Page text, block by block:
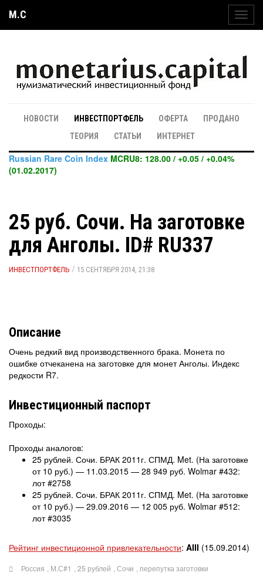
M.C
НОВОСТИ ИНВЕСТПОРТФЕЛЬ ОФЕРТА
ПРОДАНО
ТЕОРИЯ
СТАТЬИ ИНТЕРНЕТ
Russian Rare Coin Index MCRU8: 128.00 / +0.05 / +0.04%
(01.02.2017)
25 руб. Сочи. На заготовке
для Анголы. ID# RU337
ИНВЕСТПОРТФЕЛЬ / 15 СЕНТЯБРЯ 2014, 21:38
Описание
Очень редкий вид производственного брака. Монета по
ошибке отчеканена на заготовке для монет Анголы. Индекс
редкости R7.
Инвестиционный паспорт
Проходы:
Проходы аналогов:
25 рублей. Сочи. БРАК 2011г. СПМД. Met. (На заготовке
от 10 руб.) — 11.03.2015 — 28 949 руб. Wolmar #432:
лот #2758
25 рублей. Сочи. БРАК 2011г. СПМД. Met. (На заготовке
от 10 руб.) — 29.09.2016 — 12 005 руб. Wolmar #512:
лот #3035
Рейтинг инвестиционной привлекательности: AIII (15.09.2014)
Россия М.С#1 25 рублей Сочи перепутка заготовки